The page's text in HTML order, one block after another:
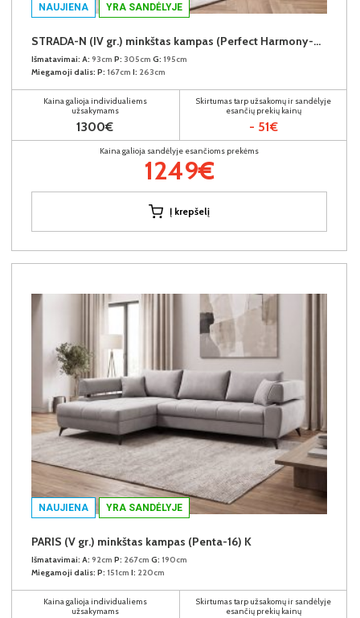
NAUJIENA YRA SANDĖLYJE
STRADA-N (IV gr.) minkštas kampas (Perfect Harmony-04) D
Išmatavimai: A: 93cm P: 305cm G: 195cm
Miegamoji dalis: P: 167cm I: 263cm
Kaina galioja individualiems
užsakymams
1300€
Skirtumas tarp užsakomų ir sandėlyje
esančių prekių kainų
- 51€
Kaina galioja sandėlyje esančioms prekėms
1249€
Į krepšelį
NAUJIENA YRA SANDĖLYJE
PARIS (V gr.) minkštas kampas (Penta-16) K
Išmatavimai: A: 92cm P: 267cm G: 190cm
Miegamoji dalis: P: 151cm I: 220cm
Kaina galioja individualiems
užsakymams
Skirtumas tarp užsakomų ir sandėlyje
esančių prekių kainų